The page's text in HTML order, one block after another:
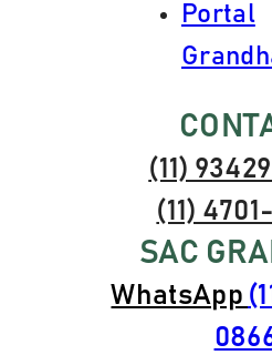
Portal
(11)
(11)
SAC
WhatsApp